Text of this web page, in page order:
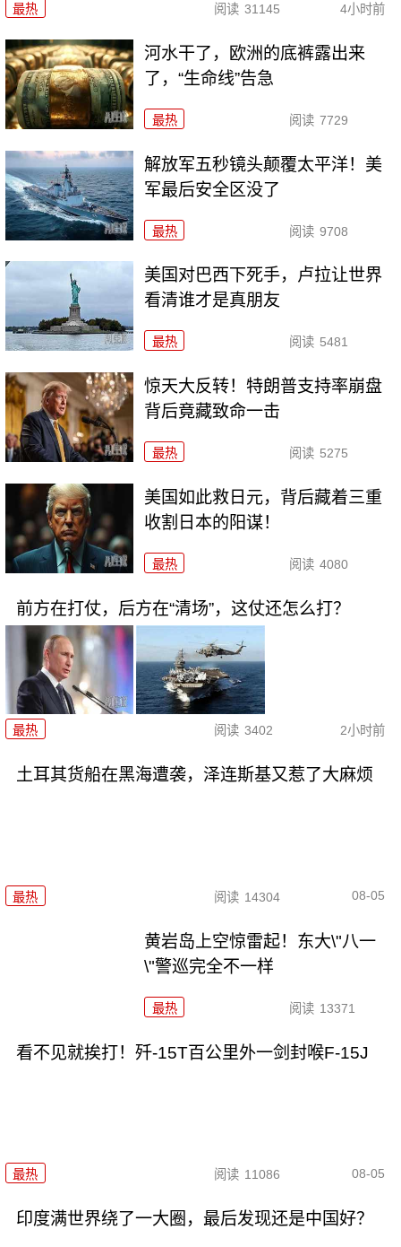
最热 阅读 31145 4小时前
河水干了，欧洲的底裤露出来
了，“生命线”告急
最热 阅读 7729
解放军五秒镜头颠覆太平洋！美
军最后安全区没了
最热 阅读 9708
美国对巴西下死手，卢拉让世界
看清谁才是真朋友
最热 阅读 5481
惊天大反转！特朗普支持率崩盘
背后竟藏致命一击
最热 阅读 5275
美国如此救日元，背后藏着三重
收割日本的阳谋！
最热 阅读 4080
前方在打仗，后方在“清场”，这仗还怎么打？
最热 阅读 3402 2小时前
土耳其货船在黑海遭袭，泽连斯基又惹了大麻烦
最热 阅读 14304 08-05
黄岩岛上空惊雷起！东大\"八一
\"警巡完全不一样
最热 阅读 13371
看不见就挨打！歼-15T百公里外一剑封喉F-15J
最热 阅读 11086 08-05
印度满世界绕了一大圈，最后发现还是中国好？